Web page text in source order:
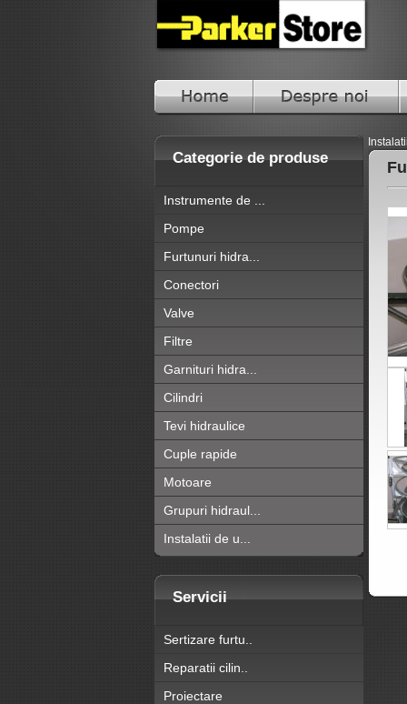
Categorie de produse
Instrumente de ...
Pompe
Furtunuri hidra...
Conectori
Valve
Filtre
Garnituri hidra...
Cilindri
Tevi hidraulice
Cuple rapide
Motoare
Grupuri hidraul...
Instalatii de u...
Servicii
Sertizare furtu..
Reparatii cilin..
Proiectare